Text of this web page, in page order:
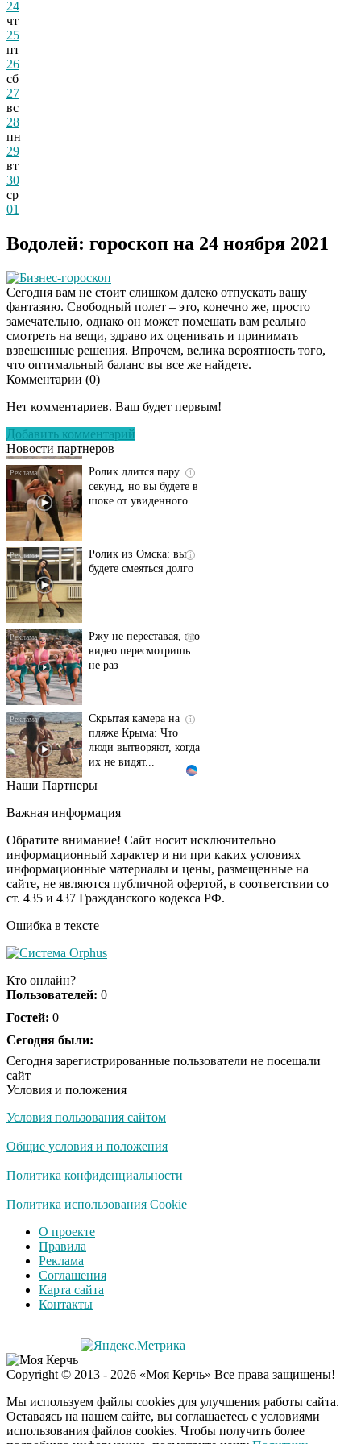
24
чт
25
пт
26
сб
27
вс
28
пн
29
вт
30
ср
01
Водолей: гороскоп на 24 ноября 2021
Бизнес-гороскоп
Сегодня вам не стоит слишком далеко отпускать вашу
фантазию. Свободный полет – это, конечно же, просто
замечательно, однако он может помешать вам реально
смотреть на вещи, здраво их оценивать и принимать
взвешенные решения. Впрочем, велика вероятность того,
что оптимальный баланс вы все же найдете.
Комментарии (0)
Нет комментариев. Ваш будет первым!
Добавить комментарий
Новости партнеров
Этот танец невесты
Пересмотрела 10 раз
секунд, но вы будете в
шоке от увиденного
будете смеяться долго
видео пересмотришь
не раз
пляже Крыма: Что
люди вытворяют, когда
их не видят...
Ролик длится
смеяться вы будете
i
Королева вагона
отожгла! Видео не
оставит равнодушным
Наши Партнеры
Важная информация
Обратите внимание! Сайт носит исключительно
информационный характер и ни при каких условиях
информационные материалы и цены, размещенные на
сайте, не являются публичной офертой, в соответствии со
ст. 435 и 437 Гражданского кодекса РФ.
Ошибка в тексте
Кто онлайн?
Пользователей: 0
Гостей: 0
Сегодня были:
Сегодня зарегистрированные пользователи не посещали
сайт
Условия и положения
Условия пользования сайтом
Общие условия и положения
Политика конфиденциальности
Политика использования Cookie
О проекте
Правила
Реклама
Соглашения
Карта сайта
Контакты
Copyright © 2013 - 2026 «Моя Керчь» Все права защищены!
Мы используем файлы cookies для улучшения работы сайта.
Оставаясь на нашем сайте, вы соглашаетесь с условиями
использования файлов cookies. Чтобы получить более